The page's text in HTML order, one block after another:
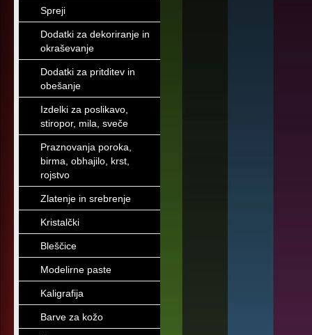
Spreji
Dodatki za dekoriranje in
okraševanje
Dodatki za pritditev in
obešanje
Izdelki za poslikavo,
stiropor, mila, sveče
Praznovanja poroka,
birma, obhajilo, krst,
rojstvo
Zlatenje in srebrenje
Kristalčki
Bleščice
Modelirne paste
Kaligrafija
Barve za kožo